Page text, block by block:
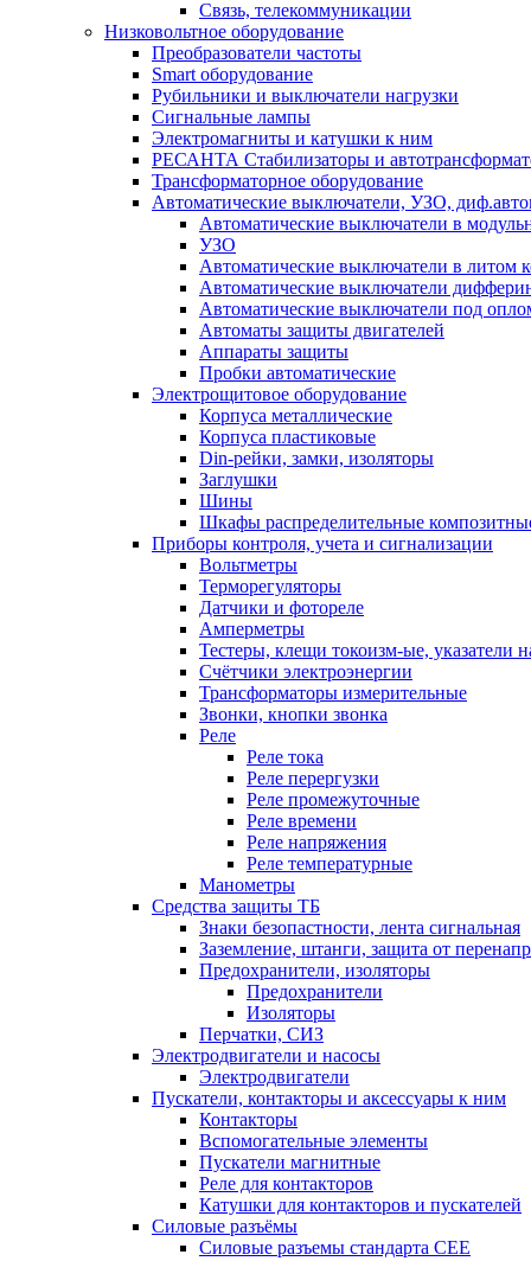
Связь, телекоммуникации
Низковольтное оборудование
Преобразователи частоты
Smart оборудование
Рубильники и выключатели нагрузки
Сигнальные лампы
Электромагниты и катушки к ним
РЕСАНТА Стабилизаторы и
Трансформаторное оборудование
Автоматические выключатели, УЗО,
Автоматические выключатели в
УЗО
Автоматические выключатели в литом
Автоматические выключатели
Автоматические выключатели под
Автоматы защиты двигателей
Аппараты защиты
Пробки автоматические
Электрощитовое оборудование
Корпуса металлические
Корпуса пластиковые
Din-рейки, замки, изоляторы
Заглушки
Шины
Шкафы распределительные
Приборы контроля, учета и сигнализации
Вольтметры
Терморегуляторы
Датчики и фотореле
Амперметры
Тестеры, клещи токоизм-ые, указатели
Счётчики электроэнергии
Трансформаторы измерительные
Звонки, кнопки звонка
Реле
Реле тока
Реле перергузки
Реле промежуточные
Реле времени
Реле напряжения
Реле температурные
Манометры
Средства защиты ТБ
Знаки безопастности, лента сигнальная
Заземление, штанги, защита от
Предохранители, изоляторы
Предохранители
Изоляторы
Перчатки, СИЗ
Электродвигатели и насосы
Электродвигатели
Пускатели, контакторы и аксессуары к ним
Контакторы
Вспомогательные элементы
Пускатели магнитные
Реле для контакторов
Катушки для контакторов и пускателей
Силовые разъёмы
Силовые разъемы стандарта СЕЕ